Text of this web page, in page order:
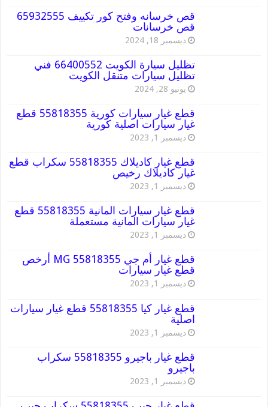
قص خرسانه وفتح كور تكييف 65932555
قص خرسانات
ديسمبر 18, 2024
تظليل سيارة الكويت 66400552 فني
تظليل سيارات متنقل الكويت
يونيو 28, 2024
قطع غيار سيارات كورية 55818355 قطع
غيار سيارات اصلية كورية
ديسمبر 1, 2023
قطع غيار كاديلاك 55818355 سكراب قطع
غيار كاديلاك رخيص
ديسمبر 1, 2023
قطع غيار سيارات المانية 55818355 قطع
غيار سيارات المانية مستعملة
ديسمبر 1, 2023
قطع غيار أم جي MG 55818355 أرخص
قطع غيار سيارات
ديسمبر 1, 2023
قطع غيار كيا 55818355 قطع غيار سيارات
اصلية
ديسمبر 1, 2023
قطع غيار باجيرو 55818355 سكراب
باجيرو
ديسمبر 1, 2023